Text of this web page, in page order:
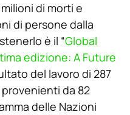
di morti e
di persone dalla
è il “Global
edizione: A Future
del lavoro di 287
da 82
delle Nazioni